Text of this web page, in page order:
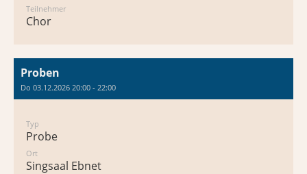
Teilnehmer
Chor
Proben
Do 03.12.2026 20:00 - 22:00
Typ
Probe
Ort
Singsaal Ebnet